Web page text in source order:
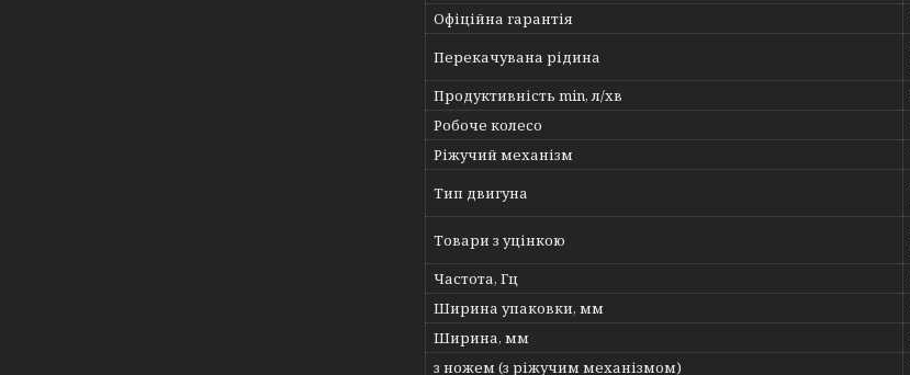
Офіційна гарантія
Перекачувана рідина
Продуктивність min, л/хв
Робоче колесо
Ріжучий механізм
Тип двигуна
Товари з уцінкою
Частота, Гц
Ширина упаковки, мм
Ширина, мм
з ножем (з ріжучим механізмом)